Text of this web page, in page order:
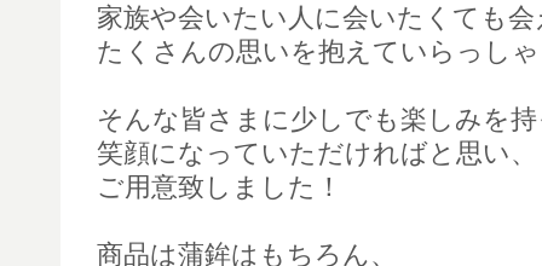
家族や会いたい人に会いたくても
たくさんの思いを抱えていらっし
そんな皆さまに少しでも楽しみを
笑顔になっていただければと思い、
ご用意致しました！
商品は蒲鉾はもちろん、